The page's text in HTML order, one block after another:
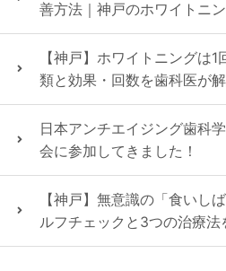
善方法｜神戸のホワイトニ
【神戸】ホワイトニングは
類と効果・回数を歯科医が
日本アンチエイジング歯科
会に参加してきました！
【神戸】無意識の「食いし
ルフチェックと3つの治療法